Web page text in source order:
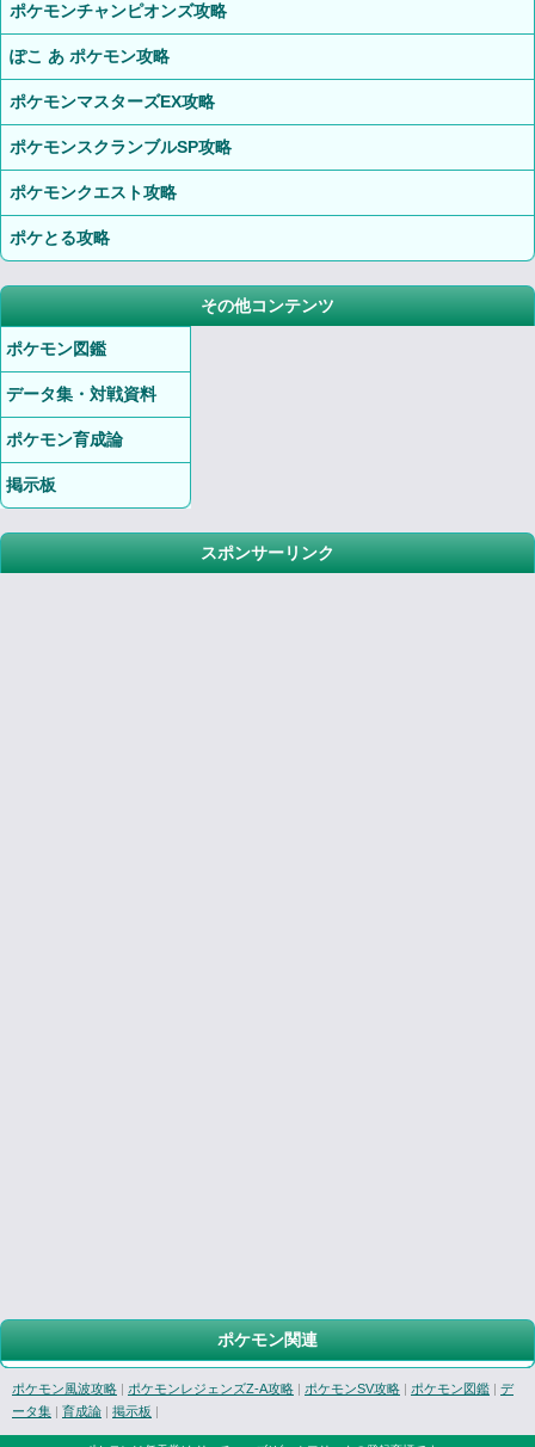
ポケモンチャンピオンズ攻略
ぽこ あ ポケモン攻略
ポケモンマスターズEX攻略
ポケモンスクランブルSP攻略
ポケモンクエスト攻略
ポケとる攻略
その他コンテンツ
ポケモン図鑑
データ集・対戦資料
ポケモン育成論
掲示板
スポンサーリンク
ポケモン関連
ポケモン風波攻略 | ポケモンレジェンズZ-A攻略 | ポケモンSV攻略 | ポケモン図鑑 | デ
ータ集 | 育成論 | 掲示板 |